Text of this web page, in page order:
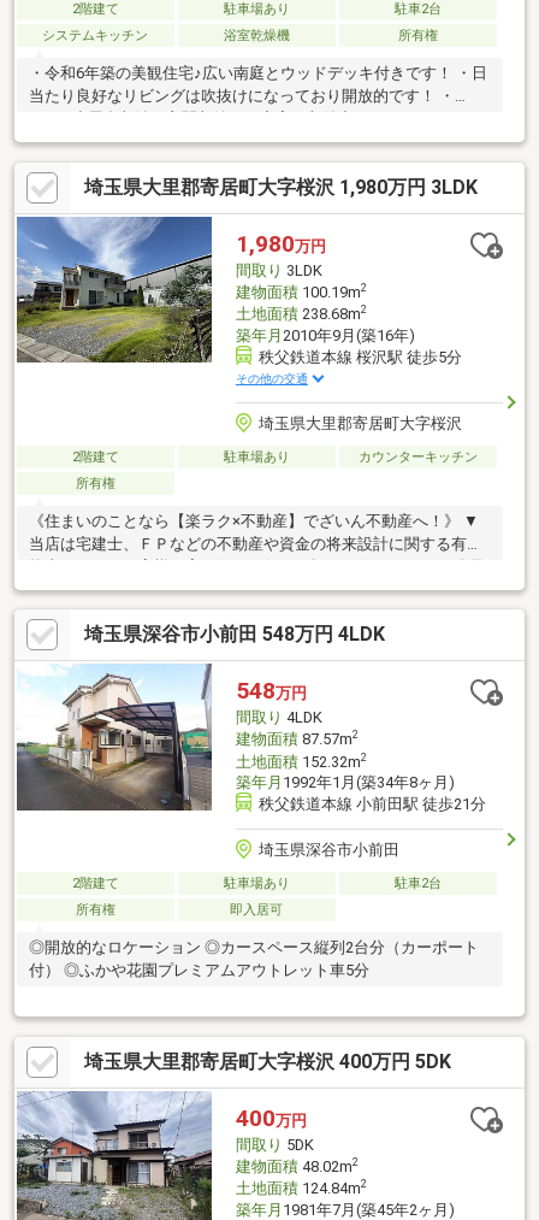
2階建て 駐車場あり
駐車2台
システムキッチン
浴室乾燥機 所有権
・令和6年築の美観住宅♪広い南庭とウッドデッキ付きです！ ・日
当たり良好なリビングは吹抜けになっており開放的です！ ・
埼玉県大里郡寄居町大字桜沢 1,980万円 3LDK
1,980万円
間取り 3LDK
建物面積100.19m2
土地面積238.68m2
築年月 2010年9月(築16年)
秩父鉄道本線 桜沢駅 徒歩5分
その他の交通
埼玉県大里郡寄居町大字桜沢
2階建て 駐車場あり
カウンターキッチン
所有権
《住まいのことなら【楽ラク×不動産】でざいん不動産へ！》 ▼
当店は宅建士、ＦＰなどの不動産や資金の将来設計に関する有資
格者がおり、お客様に寄り添った住まい探しができます。 ▼自己
資金0円からの家探しでき
埼玉県深谷市小前田 548万円 4LDK
548万円
間取り 4LDK
建物面積87.57m2
土地面積152.32m2
築年月 1992年1月(築34年8ヶ月)
秩父鉄道本線 小前田駅 徒歩21分
埼玉県深谷市小前田
2階建て 駐車場あり
駐車2台
所有権
即入居可
◎開放的なロケーション ◎カースペース縦列2台分（カーポート
付） ◎ふかや花園プレミアムアウトレット車5分
埼玉県大里郡寄居町大字桜沢 400万円 5DK
400万円
間取り 5DK
建物面積48.02m2
土地面積124.84m2
築年月 1981年7月(築45年2ヶ月)